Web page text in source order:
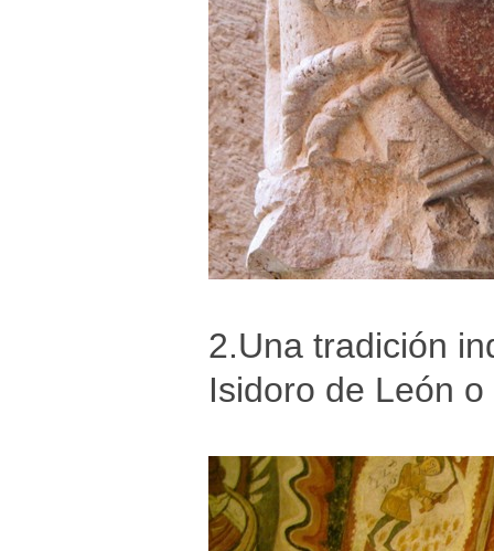
2.Una tradición
Isidoro de León